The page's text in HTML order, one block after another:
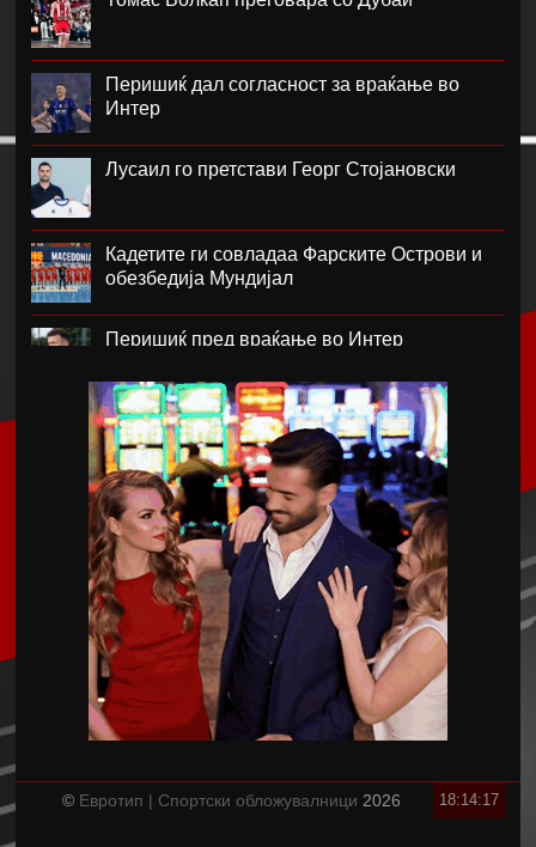
Перишиќ дал согласност за враќање во
Интер
Лусаил го претстави Георг Стојановски
Кадетите ги совладаа Фарските Острови и
обезбедија Мундијал
Перишиќ пред враќање во Интер
Лара Гут Бехрами означи крај на скијачката
кариера
Меси со два гола се врати во дресот на
Интер Мајами по Мундијалот
Шенгелија плати еден милион и се
ослободи од Барселона
Мајорка убедливо го совлада ПСЖ
Пелистер
18:14:17
© Евротип | Спортски обложувалници 2026